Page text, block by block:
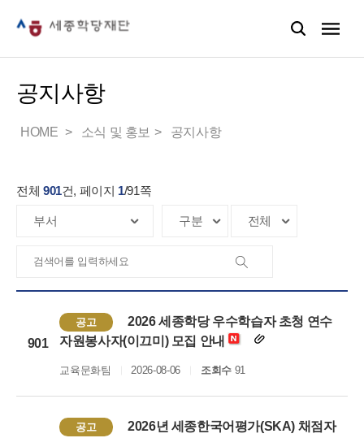
공지사항
HOME 소식 및 홍보 공지사항
전체 901건, 페이지 1/91쪽
901
공고
2026 세종학당 우수학습자 초청 연수
자원봉사자(이끄미) 모집 안내
교육문화팀 2026-08-06 조회수91
공고
2026년 세종한국어평가(SKA) 채점자